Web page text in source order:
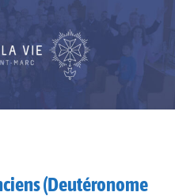
(Deutéronome